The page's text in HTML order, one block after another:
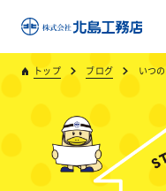
トップ ブログ いつ
トッ
キ